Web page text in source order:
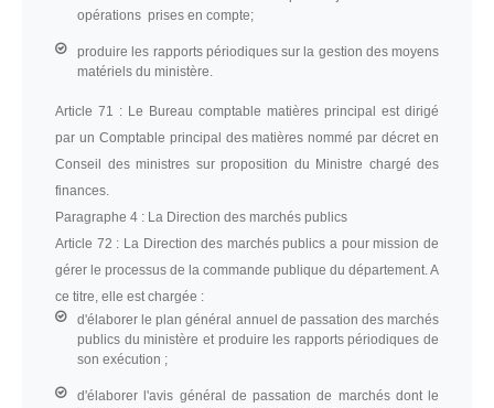
opérations prises en compte;
produire les rapports périodiques sur la gestion des moyens
matériels du ministère.
Article 71 : Le Bureau comptable matières principal est dirigé
par un Comptable principal des matières nommé par décret en
Conseil des ministres sur proposition du Ministre chargé des
finances.
Paragraphe 4 : La Direction des marchés publics
Article 72 : La Direction des marchés publics a pour mission de
gérer le processus de la commande publique du département. A
ce titre, elle est chargée :
d'élaborer le plan général annuel de passation des marchés
publics du ministère et produire les rapports périodiques de
son exécution ;
d'élaborer l'avis général de passation de marchés dont le